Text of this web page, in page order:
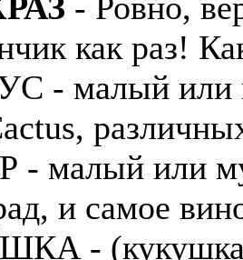
- Ровно,
как раз!
- малый или
- малый или
и самое
-